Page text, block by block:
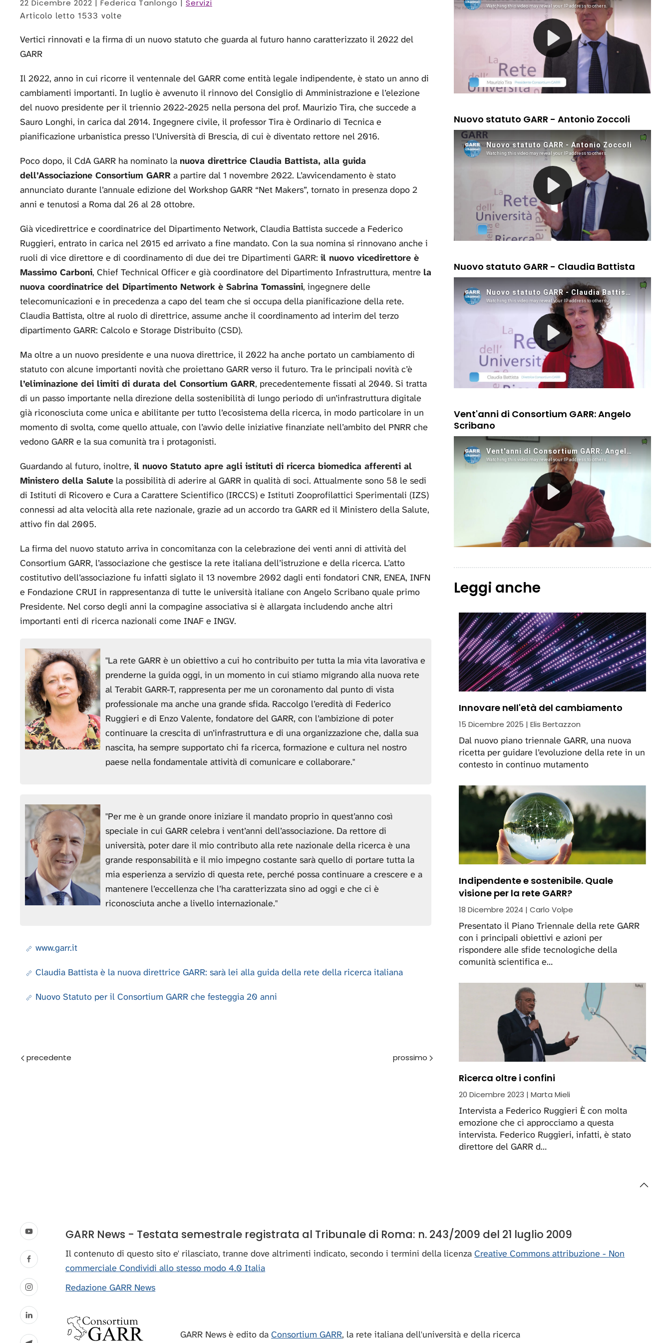
22 Dicembre 2022 | Federica Tanlongo | Servizi
Articolo letto 1533 volte
Vertici rinnovati e la firma di un nuovo statuto che guarda al futuro hanno caratterizzato il 2022 del
GARR
Il 2022, anno in cui ricorre il ventennale del GARR come entità legale indipendente, è stato un anno di
cambiamenti importanti. In luglio è avvenuto il rinnovo del Consiglio di Amministrazione e l’elezione
del nuovo presidente per il triennio 2022-2025 nella persona del prof. Maurizio Tira, che succede a
Sauro Longhi, in carica dal 2014. Ingegnere civile, il professor Tira è Ordinario di Tecnica e
pianificazione urbanistica presso l'Università di Brescia, di cui è diventato rettore nel 2016.
Poco dopo, il CdA GARR ha nominato la nuova direttrice Claudia Battista, alla guida
dell’Associazione Consortium GARR a partire dal 1 novembre 2022. L’avvicendamento è stato
annunciato durante l’annuale edizione del Workshop GARR “Net Makers”, tornato in presenza dopo 2
anni e tenutosi a Roma dal 26 al 28 ottobre.
Già vicedirettrice e coordinatrice del Dipartimento Network, Claudia Battista succede a Federico
Ruggieri, entrato in carica nel 2015 ed arrivato a fine mandato. Con la sua nomina si rinnovano anche i
ruoli di vice direttore e di coordinamento di due dei tre Dipartimenti GARR: il nuovo vicedirettore è
Massimo Carboni, Chief Technical Officer e già coordinatore del Dipartimento Infrastruttura, mentre la
nuova coordinatrice del Dipartimento Network è Sabrina Tomassini, ingegnere delle
telecomunicazioni e in precedenza a capo del team che si occupa della pianificazione della rete.
Claudia Battista, oltre al ruolo di direttrice, assume anche il coordinamento ad interim del terzo
dipartimento GARR: Calcolo e Storage Distribuito (CSD).
Ma oltre a un nuovo presidente e una nuova direttrice, il 2022 ha anche portato un cambiamento di
statuto con alcune importanti novità che proiettano GARR verso il futuro. Tra le principali novità c’è
l’eliminazione dei limiti di durata del Consortium GARR, precedentemente fissati al 2040. Si tratta
di un passo importante nella direzione della sostenibilità di lungo periodo di un’infrastruttura digitale
già riconosciuta come unica e abilitante per tutto l’ecosistema della ricerca, in modo particolare in un
momento di svolta, come quello attuale, con l’avvio delle iniziative finanziate nell’ambito del PNRR che
vedono GARR e la sua comunità tra i protagonisti.
Guardando al futuro, inoltre, il nuovo Statuto apre agli istituti di ricerca biomedica afferenti al
Ministero della Salute la possibilità di aderire al GARR in qualità di soci. Attualmente sono 58 le sedi
di Istituti di Ricovero e Cura a Carattere Scientifico (IRCCS) e Istituti Zooprofilattici Sperimentali (IZS)
connessi ad alta velocità alla rete nazionale, grazie ad un accordo tra GARR ed il Ministero della Salute,
attivo fin dal 2005.
La firma del nuovo statuto arriva in concomitanza con la celebrazione dei venti anni di attività del
Consortium GARR, l’associazione che gestisce la rete italiana dell’istruzione e della ricerca. L’atto
costitutivo dell’associazione fu infatti siglato il 13 novembre 2002 dagli enti fondatori CNR, ENEA, INFN
e Fondazione CRUI in rappresentanza di tutte le università italiane con Angelo Scribano quale primo
Presidente. Nel corso degli anni la compagine associativa si è allargata includendo anche altri
importanti enti di ricerca nazionali come INAF e INGV.
"La rete GARR è un obiettivo a cui ho contribuito per tutta la mia vita lavorativa e
prenderne la guida oggi, in un momento in cui stiamo migrando alla nuova rete
al Terabit GARR-T, rappresenta per me un coronamento dal punto di vista
professionale ma anche una grande sfida. Raccolgo l’eredità di Federico
Ruggieri e di Enzo Valente, fondatore del GARR, con l’ambizione di poter
continuare la crescita di un’infrastruttura e di una organizzazione che, dalla sua
nascita, ha sempre supportato chi fa ricerca, formazione e cultura nel nostro
paese nella fondamentale attività di comunicare e collaborare."
"Per me è un grande onore iniziare il mandato proprio in quest’anno così
speciale in cui GARR celebra i vent’anni dell’associazione. Da rettore di
università, poter dare il mio contributo alla rete nazionale della ricerca è una
grande responsabilità e il mio impegno costante sarà quello di portare tutta la
mia esperienza a servizio di questa rete, perché possa continuare a crescere e a
mantenere l’eccellenza che l’ha caratterizzata sino ad oggi e che ci è
riconosciuta anche a livello internazionale."
www.garr.it
Claudia Battista è la nuova direttrice GARR: sarà lei alla guida della rete della ricerca italiana
Nuovo Statuto per il Consortium GARR che festeggia 20 anni
Nuovo statuto GARR - Antonio Zoccoli
Nuovo statuto GARR - Claudia Battista
Vent'anni di Consortium GARR: Angelo
Scribano
Leggi anche
Innovare nell'età del cambiamento
15 Dicembre 2025 | Elis Bertazzon
Dal nuovo piano triennale GARR, una nuova
ricetta per guidare l’evoluzione della rete in un
contesto in continuo mutamento
Indipendente e sostenibile. Quale
visione per la rete GARR?
18 Dicembre 2024 | Carlo Volpe
Presentato il Piano Triennale della rete GARR
con i principali obiettivi e azioni per
rispondere alle sfide tecnologiche della
comunità scientifica e…
Ricerca oltre i confini
20 Dicembre 2023 | Marta Mieli
Intervista a Federico Ruggieri È con molta
emozione che ci approcciamo a questa
intervista. Federico Ruggieri, infatti, è stato
direttore del GARR d…
GARR News - Testata semestrale registrata al Tribunale di Roma: n. 243/2009 del 21 luglio 2009
Il contenuto di questo sito e' rilasciato, tranne dove altrimenti indicato, secondo i termini della licenzaCreative Commons attribuzione - Non
commerciale Condividi allo stesso modo 4.0 Italia
Redazione GARR News
GARR News è edito daConsortium GARR, la rete italiana dell'università e della ricerca